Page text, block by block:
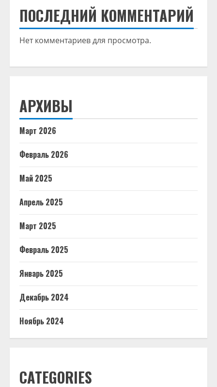
ПОСЛЕДНИЙ КОММЕНТАРИЙ
Нет комментариев для просмотра.
АРХИВЫ
Март 2026
Февраль 2026
Май 2025
Апрель 2025
Март 2025
Февраль 2025
Январь 2025
Декабрь 2024
Ноябрь 2024
CATEGORIES